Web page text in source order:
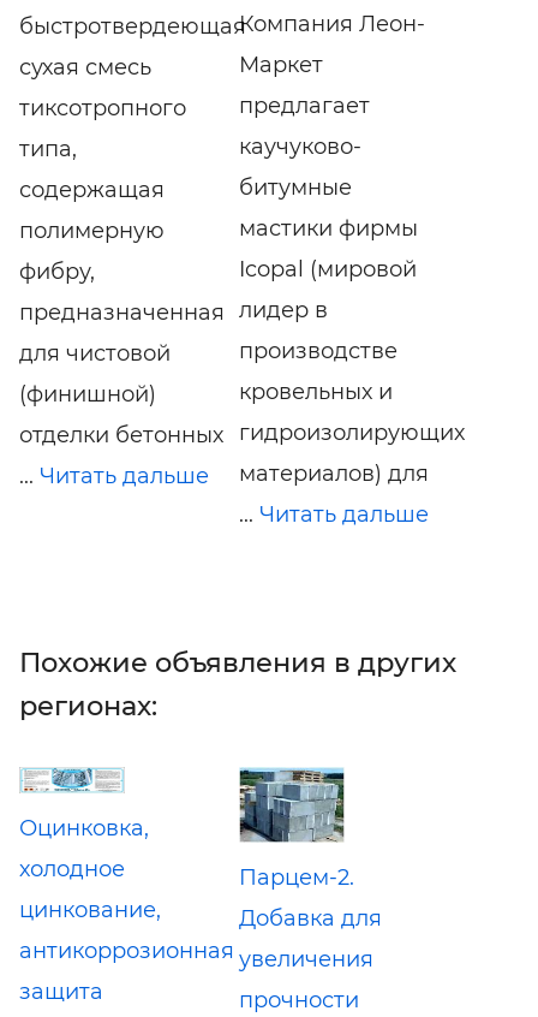
быстротвердеющая
сухая смесь
тиксотропного
типа,
содержащая
полимерную
фибру,
предназначенная
для чистовой
(финишной)
отделки бетонных
... Читать дальше
Компания Леон-
Маркет
предлагает
каучуково-
битумные
мастики фирмы
Icopal (мировой
лидер в
производстве
кровельных и
гидроизолирующих
материалов) для
... Читать дальше
Похожие объявления в других
регионах:
Оцинковка,
холодное
цинкование,
антикоррозионная
защита
Парцем-2.
Добавка для
увеличения
прочности